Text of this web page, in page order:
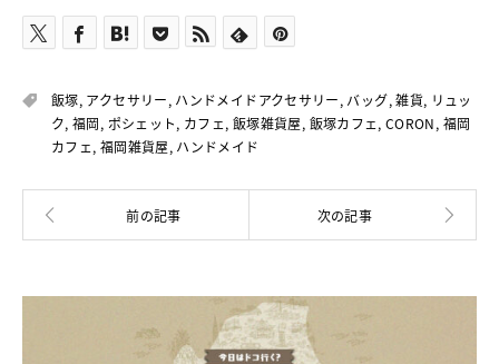
飯塚, アクセサリー, ハンドメイドアクセサリー, バッグ,雑貨, リュッ
ク,福岡, ポシェット, カフェ, 飯塚雑貨屋, 飯塚カフェ,CORON, 福岡
カフェ, 福岡雑貨屋, ハンドメイド